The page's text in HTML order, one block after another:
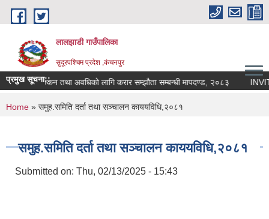
Skip to main content
लालझाडी गाउँपालिका
सुदूरपश्चिम प्रदेश ,कंचनपुर
प्रमुख सूचना::
सम्पादन मुल्याङ्कन तथा अवधिको लागि करार सम्झौता सम्बन्धी मापदण्ड, २०८३
You are here
Home » समुह.समिति दर्ता तथा सञ्चालन काययविधि,२०८१
समुह.समिति दर्ता तथा सञ्चालन काययविधि,२०८१
Submitted on: Thu, 02/13/2025 - 15:43